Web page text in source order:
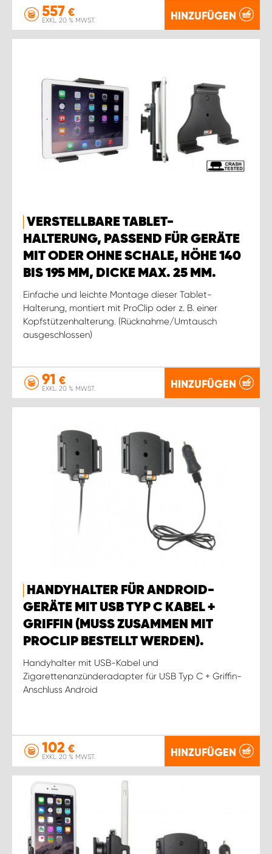
557 €
EXKL. 20 % MWST. HINZUFÜGEN
VERSTELLBARE TABLET-
HALTERUNG, PASSEND FÜR GERÄTE
MIT ODER OHNE SCHALE, HÖHE 140
BIS 195 MM, DICKE MAX. 25 MM.
Einfache und leichte Montage dieser Tablet-
Halterung, montiert mit ProClip oder z. B. einer
Kopfstützenhalterung. (Rücknahme/Umtausch
ausgeschlossen)
91 €
EXKL. 20 % MWST. HINZUFÜGEN
HANDYHALTER FÜR ANDROID-
GERÄTE MIT USB TYP C KABEL +
GRIFFIN (MUSS ZUSAMMEN MIT
PROCLIP BESTELLT WERDEN).
Handyhalter mit USB-Kabel und
Zigarettenanzünderadapter für USB Typ C + Griffin-
Anschluss Android
102 €
EXKL. 20 % MWST. HINZUFÜGEN